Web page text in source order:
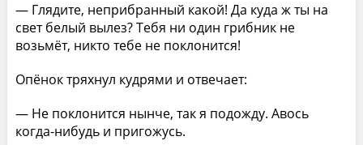
— Глядите, неприбранный какой! Да куда ж ты на
свет белый вылез? Тебя ни один грибник не
возьмёт, никто тебе не поклонится!
Опёнок тряхнул кудрями и отвечает:
— Не поклонится нынче, так я подожду. Авось
когда-нибудь и пригожусь.